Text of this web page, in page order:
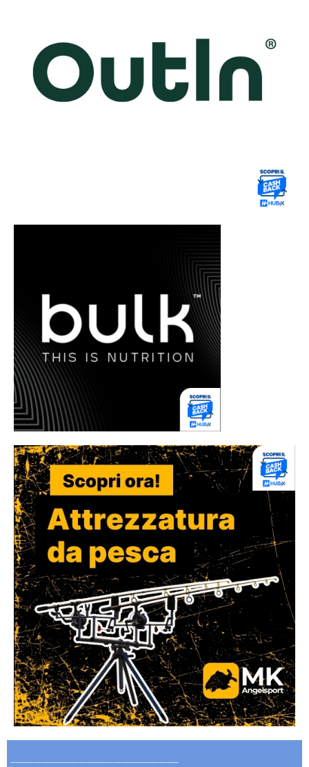
-------------------------------------------------------------